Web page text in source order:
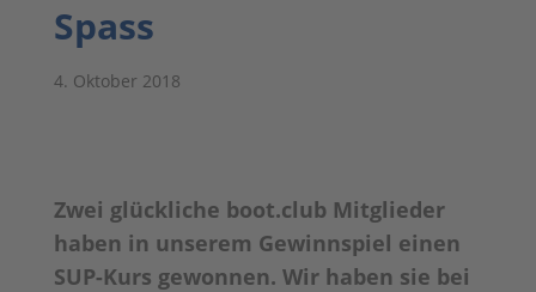
Spass
4. Oktober 2018
Zwei glückliche boot.club Mitglieder
haben in unserem Gewinnspiel einen
SUP-Kurs gewonnen. Wir haben sie bei